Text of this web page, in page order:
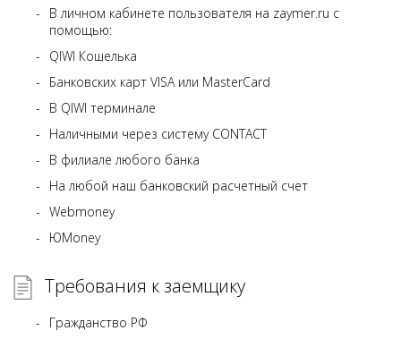
В личном кабинете пользователя на zaymer.ru с
помощью:
QIWI Кошелька
Банковских карт VISA или MasterCard
В QIWI терминале
Наличными через систему CONTACT
В филиале любого банка
На любой наш банковский расчетный счет
Webmoney
ЮMoney
Требования к заемщику
Гражданство РФ